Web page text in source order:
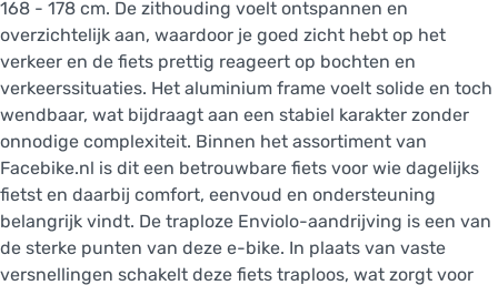
168 - 178 cm. De zithouding voelt ontspannen en
overzichtelijk aan, waardoor je goed zicht hebt op het
verkeer en de fiets prettig reageert op bochten en
verkeerssituaties. Het aluminium frame voelt solide en toch
wendbaar, wat bijdraagt aan een stabiel karakter zonder
onnodige complexiteit. Binnen het assortiment van
Facebike.nl is dit een betrouwbare fiets voor wie dagelijks
fietst en daarbij comfort, eenvoud en ondersteuning
belangrijk vindt. De traploze Enviolo-aandrijving is een van
de sterke punten van deze e-bike. In plaats van vaste
versnellingen schakelt deze fiets traploos, wat zorgt voor